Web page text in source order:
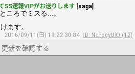
SS速報VIPがお送りします [saga]
ころでミスる...。
ます。
2016/09/11(日) 19:22:30.84 ID: NcFdcyUlO (12)
更新を確認する